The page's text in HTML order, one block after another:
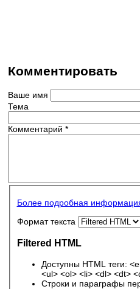
Комментировать
Ваше имя
Тема
Комментарий *
Более подробная
Формат текста
Filtered HTML
Доступны HTML теги:
<ul> <ol> <li> <dl> <dt>
Строки и параграфы